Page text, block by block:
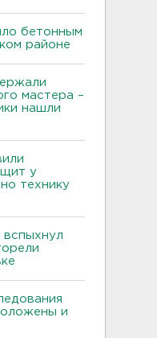
бетонным
районе
мастера –
нашли
у
технику
и